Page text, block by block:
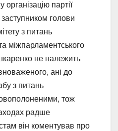
партії
голови
з питань
міжпарламентського
не належить
ані до
з питань
тож
радше
він коментував про